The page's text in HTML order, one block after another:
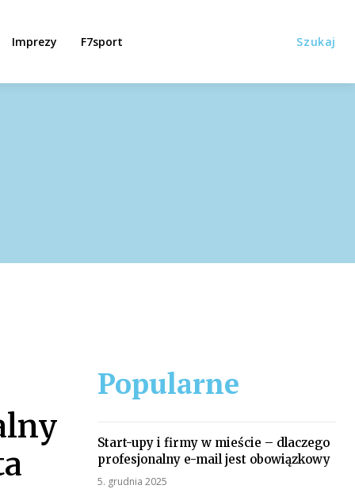
Imprezy F7sport Szukaj
Popularne
Start-upy i firmy w mieście – dlaczego
profesjonalny e-mail jest obowiązkowy
5. grudnia 2025